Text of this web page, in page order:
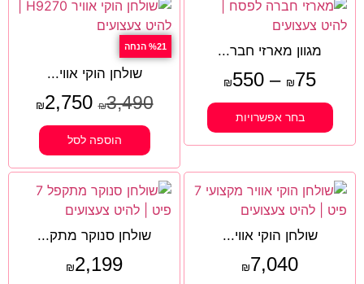
מגוון מארזי חבר...
₪75
–
₪550
בחר אפשרויות
%21 הנחה
שולחן הוקי אווי...
₪3,490
₪2,750
הוספה לסל
שולחן הוקי אווי...
₪7,040
שולחן סנוקר מתק...
₪2,199